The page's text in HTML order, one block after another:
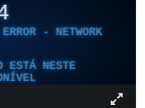
- NETWORK
ESTÁ NESTE